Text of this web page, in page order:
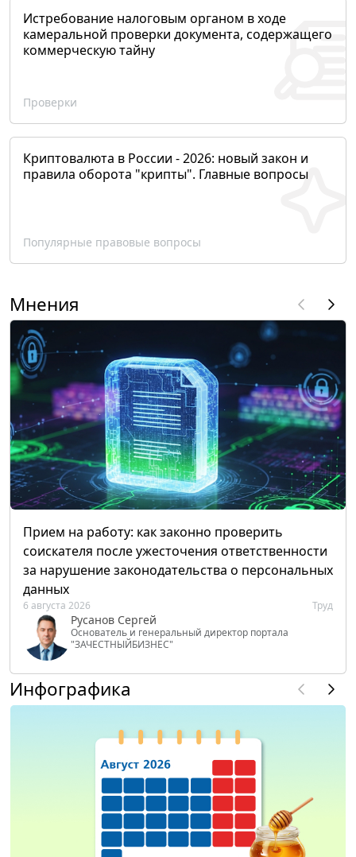
Истребование налоговым органом в ходе
камеральной проверки документа, содержащего
коммерческую тайну
Проверки
Криптовалюта в России - 2026: новый закон и
правила оборота "крипты". Главные вопросы
Популярные правовые вопросы
Мнения
Прием на работу: как законно проверить
соискателя после ужесточения ответственности
за нарушение законодательства о персональных
данных
6 августа 2026 Труд
Русанов Сергей
Основатель и генеральный директор портала
"ЗАЧЕСТНЫЙБИЗНЕС"
Инфографика